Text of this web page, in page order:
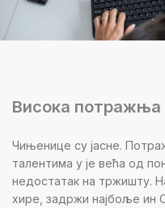
Висока потражња
Чињенице су јасне.
талентима у је већа од
недостатак на тржишту.
хире, задржи најбоље ин